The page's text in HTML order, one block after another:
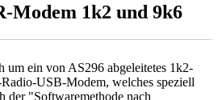
Modem 1k2 und 9k6
um ein von AS296 abgeleitetes 1k2-
USB-Modem, welches speziell
der "Softwaremethode nach